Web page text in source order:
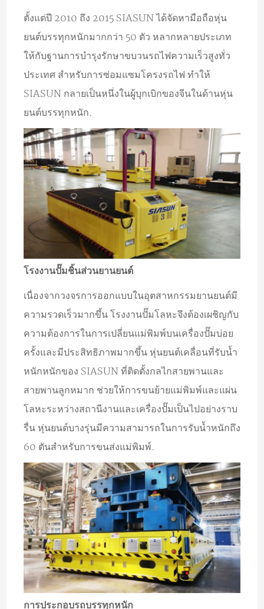
ตั้งแต่ปี 2010 ถึง 2015 SIASUN ได้จัดหามือถือหุ่น
ยนต์บรรทุกหนักมากกว่า 50 ตัว หลากหลายประเภท
ให้กับฐานการบำรุงรักษาขบวนรถไฟความเร็วสูงทั่ว
ประเทศ สำหรับการซ่อมแซมโครงรถไฟ ทำให้
SIASUN กลายเป็นหนึ่งในผู้บุกเบิกของจีนในด้านหุ่น
ยนต์บรรทุกหนัก.
โรงงานปั๊มชิ้นส่วนยานยนต์
เนื่องจากวงจรการออกแบบในอุตสาหกรรมยานยนต์มี
ความรวดเร็วมากขึ้น โรงงานปั๊มโลหะจึงต้องเผชิญกับ
ความต้องการในการเปลี่ยนแม่พิมพ์บนเครื่องปั๊มบ่อย
ครั้งและมีประสิทธิภาพมากขึ้น หุ่นยนต์เคลื่อนที่รับน้ำ
หนักหนักของ SIASUN ที่ติดตั้งกลไกสายพานและ
สายพานลูกหมาก ช่วยให้การขนย้ายแม่พิมพ์และแผ่น
โลหะระหว่างสถานีงานและเครื่องปั๊มเป็นไปอย่างราบ
รื่น หุ่นยนต์บางรุ่นมีความสามารถในการรับน้ำหนักถึง
60 ตันสำหรับการขนส่งแม่พิมพ์.
การประกอบรถบรรทุกหนัก